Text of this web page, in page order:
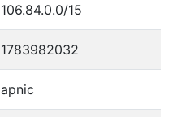
106.84.0.0/15
1783982032
apnic